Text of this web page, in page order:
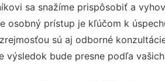
sa snažíme prispôsobiť a
osobný prístup je kľúčom k
sú aj odborné
výsledok bude presne podľa